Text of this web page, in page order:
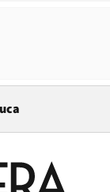
in new window